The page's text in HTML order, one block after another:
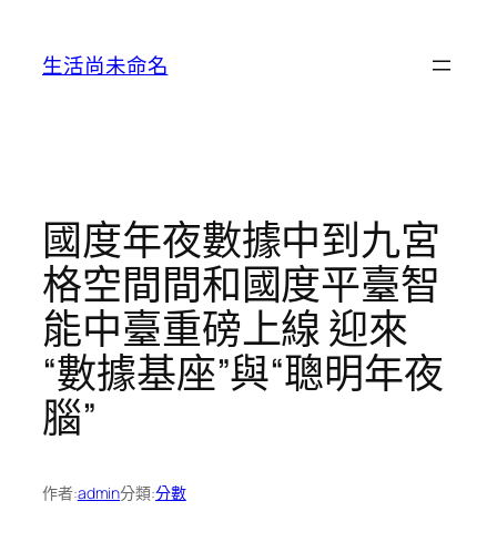
生活尚未命名
國度年夜數據中到九宮
格空間間和國度平臺智
能中臺重磅上線 迎來
“數據基座”與“聰明年夜
腦”
作者:admin分類:分數